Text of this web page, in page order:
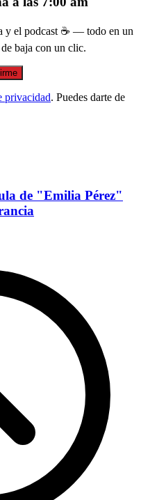
y el podcast ☕ — todo en un
baja con un clic.
privacidad. Puedes darte de
de "Emilia Pérez"